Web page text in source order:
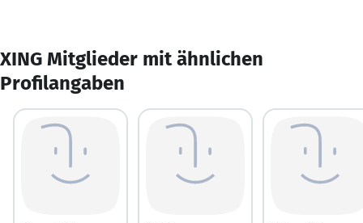
XING Mitglieder mit ähnlichen
Profilangaben